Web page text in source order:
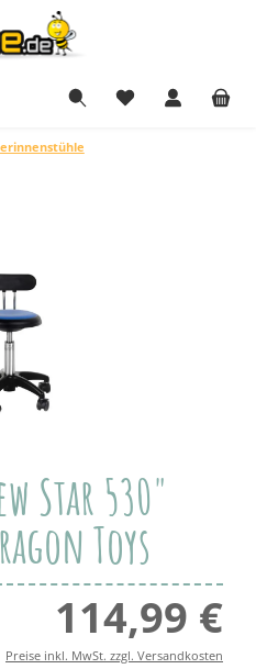
Du hast 0
Star 530"
Toys
114,99 €
Preise inkl. MwSt. zzgl. Versandkosten